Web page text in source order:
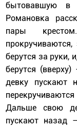
бытовавшую в
Романовка
пары
берутся за руки,
берутся
девку пускают
Дальше свою
пускают назад